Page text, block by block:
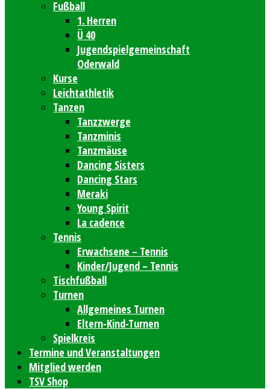
Fußball
1. Herren
Ü 40
Jugendspielgemeinschaft
Oderwald
Kurse
Leichtathletik
Tanzen
Tanzzwerge
Tanzminis
Tanzmäuse
Dancing Sisters
Dancing Stars
Meraki
Young Spirit
La cadence
Tennis
Erwachsene – Tennis
Kinder/Jugend – Tennis
Tischfußball
Turnen
Allgemeines Turnen
Eltern-Kind-Turnen
Spielkreis
Termine und Veranstaltungen
Mitglied werden
TSV Shop